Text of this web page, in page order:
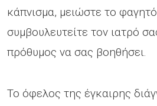
κάπνισμα, μειώστε το
συμβουλευτείτε τον ιατρό
πρόθυμος να σας βοηθήσει.
Το όφελος της έγκαιρης